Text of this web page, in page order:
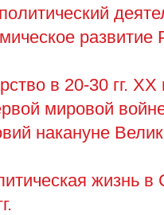
развитие
в 20-30 гг. XX
мировой
накануне
жизнь